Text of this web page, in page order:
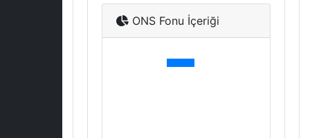
ONS Fonu İçeriği